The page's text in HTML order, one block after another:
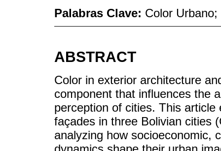
Palabras Clave: Color
ABSTRACT
Color in exterior architecture
component that influences the
perception of cities. This
façades in three Bolivian cities
analyzing how socioeconomic,